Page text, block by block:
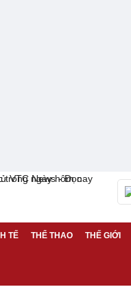
TẾ THỂ THAO THẾ GIỚI